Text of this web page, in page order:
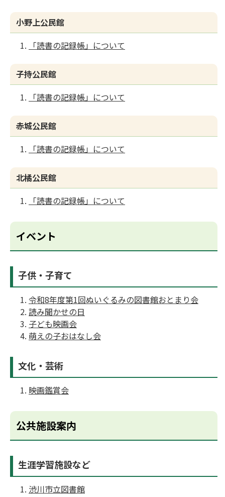
小野上公民館
「読書の記録帳」について
子持公民館
「読書の記録帳」について
赤城公民館
「読書の記録帳」について
北橘公民館
「読書の記録帳」について
イベント
子供・子育て
令和8年度第1回ぬいぐるみの図書館おとまり会
読み聞かせの日
子ども映画会
萌えの子おはなし会
文化・芸術
映画鑑賞会
公共施設案内
生涯学習施設など
渋川市立図書館